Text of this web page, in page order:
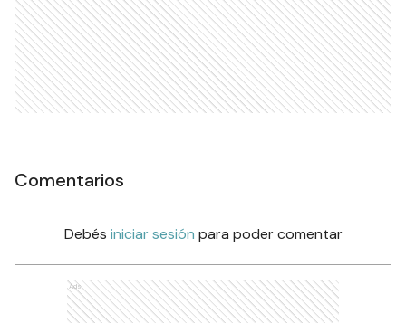
Comentarios
Debés iniciar sesión para poder comentar
Ads